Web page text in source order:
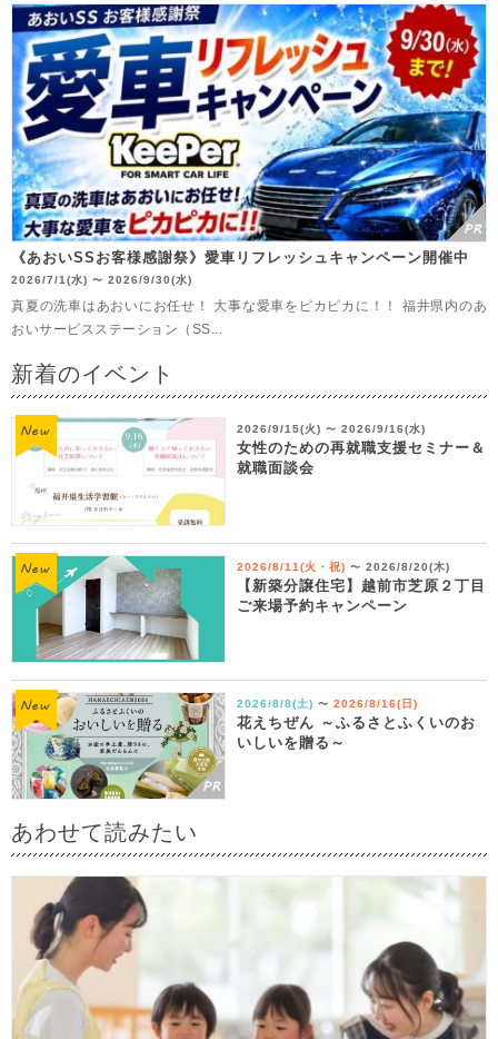
《あおいSSお客様感謝祭》愛車リフレッシュキャンペーン開催中
2026/7/1(水) 〜 2026/9/30(水)
真夏の洗車はあおいにお任せ！ 大事な愛車をピカピカに！！ 福井県内のあ
おいサービスステーション（SS...
新着のイベント
2026/9/15(火) 〜 2026/9/16(水)
女性のための再就職支援セミナー＆
就職面談会
2026/8/11(火・祝) 〜 2026/8/20(木)
【新築分譲住宅】越前市芝原２丁目
ご来場予約キャンペーン
2026/8/8(土) 〜 2026/8/16(日)
花えちぜん ～ふるさとふくいのお
いしいを贈る～
あわせて読みたい